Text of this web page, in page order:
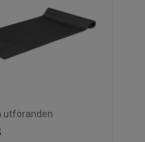
utföranden